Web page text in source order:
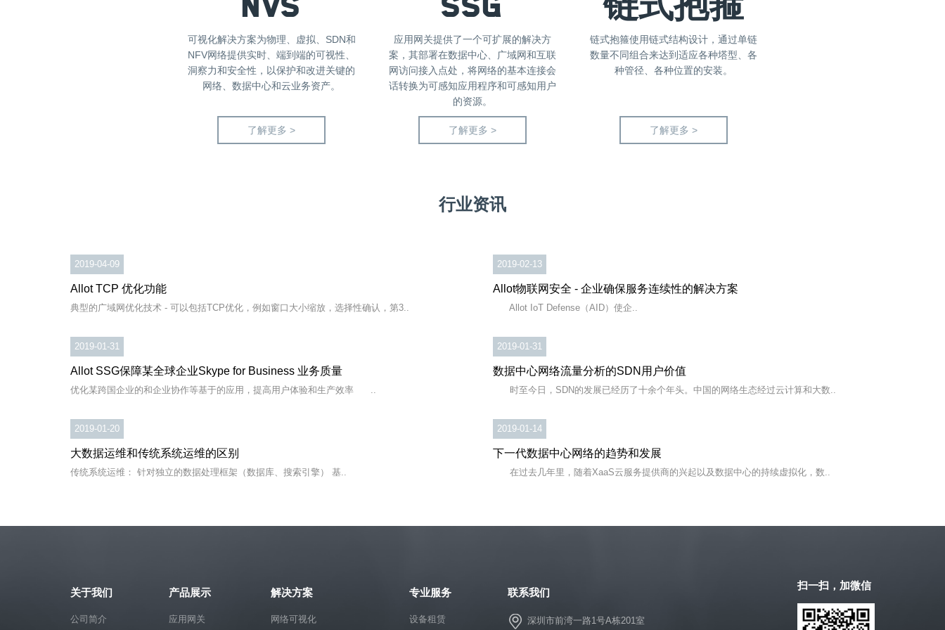
可视化解决方案为物理、虚拟、SDN和
NFV网络提供实时、端到端的可视性、
洞察力和安全性，以保护和改进关键的
网络、数据中心和云业务资产。
了解更多 >
应用网关提供了一个可扩展的解决方
案，其部署在数据中心、广域网和互联
网访问接入点处，将网络的基本连接会
话转换为可感知应用程序和可感知用户
的资源。
了解更多 >
链式抱箍使用链式结构设计，通过单链
数量不同组合来达到适应各种塔型、各
种管径、各种位置的安装。
了解更多 >
行业资讯
2019-04-09
Allot TCP 优化功能
典型的广域网优化技术 - 可以包括TCP优化，例如窗口大小缩放，选择性确认，第3..
2019-02-13
Allot物联网安全 - 企业确保服务连续性的解决方案
Allot IoT Defense（AID）使企..
2019-01-31
Allot SSG保障某全球企业Skype for Business 业务质量
优化某跨国企业的和企业协作等基于的应用，提高用户体验和生产效率 ..
2019-01-31
数据中心网络流量分析的SDN用户价值
时至今日，SDN的发展已经历了十余个年头。中国的网络生态经过云计算和大数..
2019-01-20
大数据运维和传统系统运维的区别
传统系统运维： 针对独立的数据处理框架（数据库、搜索引擎） 基..
2019-01-14
下一代数据中心网络的趋势和发展
在过去几年里，随着XaaS云服务提供商的兴起以及数据中心的持续虚拟化，数..
关于我们
公司简介
产品展示
应用网关
解决方案
网络可视化
专业服务
设备租赁
联系我们
深圳市前湾一路1号A栋201室
扫一扫，加微信